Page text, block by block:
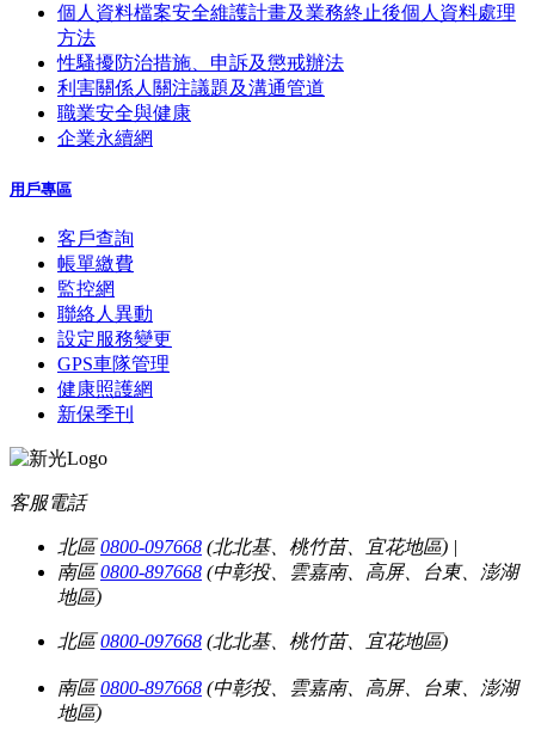
個人資料檔案安全維護計畫及業務終止後個人資料處理
方法
性騷擾防治措施、申訴及懲戒辦法
利害關係人關注議題及溝通管道
職業安全與健康
企業永續網
用戶專區
客戶查詢
帳單繳費
監控網
聯絡人異動
設定服務變更
GPS車隊管理
健康照護網
新保季刊
客服電話
北區0800-097668 (北北基、桃竹苗、宜花地區) |
南區0800-897668 (中彰投、雲嘉南、高屏、台東、澎湖
地區)
北區0800-097668 (北北基、桃竹苗、宜花地區)
南區0800-897668 (中彰投、雲嘉南、高屏、台東、澎湖
地區)